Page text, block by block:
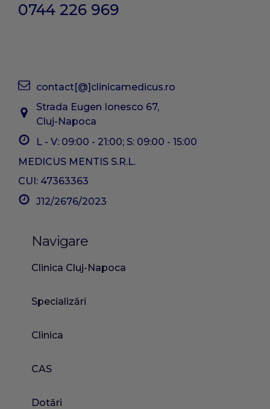
0744 226 969
contact[@]clinicamedicus.ro
Strada Eugen Ionesco 67,
Cluj-Napoca
L - V: 09:00 - 21:00; S: 09:00 - 15:00
MEDICUS MENTIS S.R.L.
CUI: 47363363
J12/2676/2023
Navigare
Clinica Cluj-Napoca
Specializări
Clinica
CAS
Dotări